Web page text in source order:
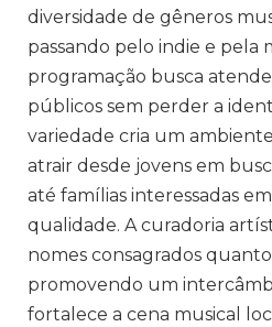
diversidade de gêneros
passando pelo indie e pela
programação busca
públicos sem perder a
variedade cria um
atrair desde jovens em
até famílias interessadas
qualidade. A curadoria
nomes consagrados
promovendo um
fortalece a cena musical